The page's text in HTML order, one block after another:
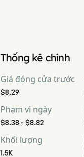
Thống kê chính
Giá đóng cửa trước
$8.29
Phạm vi ngày
$8.38 - $8.82
Khối lượng
1.5K